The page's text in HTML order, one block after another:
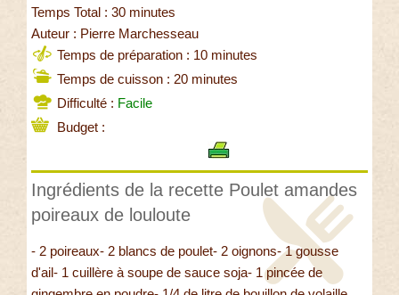
Temps Total : 30 minutes
Auteur : Pierre Marchesseau
Temps de préparation : 10 minutes
Temps de cuisson : 20 minutes
Difficulté : Facile
Budget :
Ingrédients de la recette Poulet amandes
poireaux de louloute
- 2 poireaux- 2 blancs de poulet- 2 oignons- 1 gousse
d'ail- 1 cuillère à soupe de sauce soja- 1 pincée de